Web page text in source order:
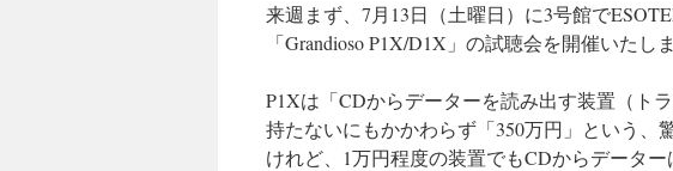
来週まず、7月13日（土曜日）に3号館で
「Grandioso P1X/D1X」の試聴会を開催いたしま
P1Xは「CDからデーターを読み出す装置（ト
持たないにもかかわらず「350万円」という、
けれど、1万円程度の装置でもCDからデーター